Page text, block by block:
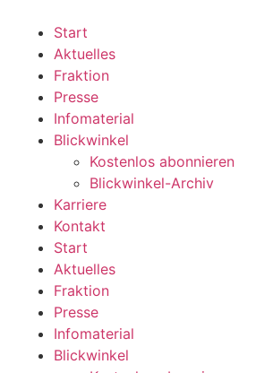
wechseln
Start
Aktuelles
Fraktion
Presse
Infomaterial
Blickwinkel
Kostenlos abonnieren
Blickwinkel-Archiv
Karriere
Kontakt
Start
Aktuelles
Fraktion
Presse
Infomaterial
Blickwinkel